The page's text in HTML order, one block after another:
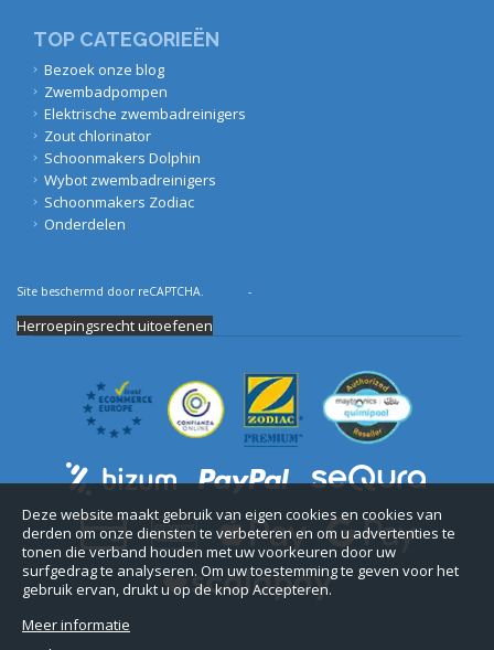
TOP CATEGORIEËN
Bezoek onze blog
Zwembadpompen
Elektrische zwembadreinigers
Zout chlorinator
Schoonmakers Dolphin
Wybot zwembadreinigers
Schoonmakers Zodiac
Onderdelen
Deze website maakt gebruik van eigen cookies en cookies van
derden om onze diensten te verbeteren en om u advertenties te
tonen die verband houden met uw voorkeuren door uw
surfgedrag te analyseren. Om uw toestemming te geven voor het
gebruik ervan, drukt u op de knop Accepteren.
Meer informatie
Site beschermd door reCAPTCHA. -
Herroepingsrecht uitoefenen